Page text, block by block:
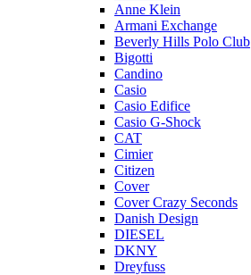
Anne Klein
Armani Exchange
Beverly Hills Polo Club
Bigotti
Candino
Casio
Casio Edifice
Casio G-Shock
CAT
Cimier
Citizen
Cover
Cover Crazy Seconds
Danish Design
DIESEL
DKNY
Dreyfuss